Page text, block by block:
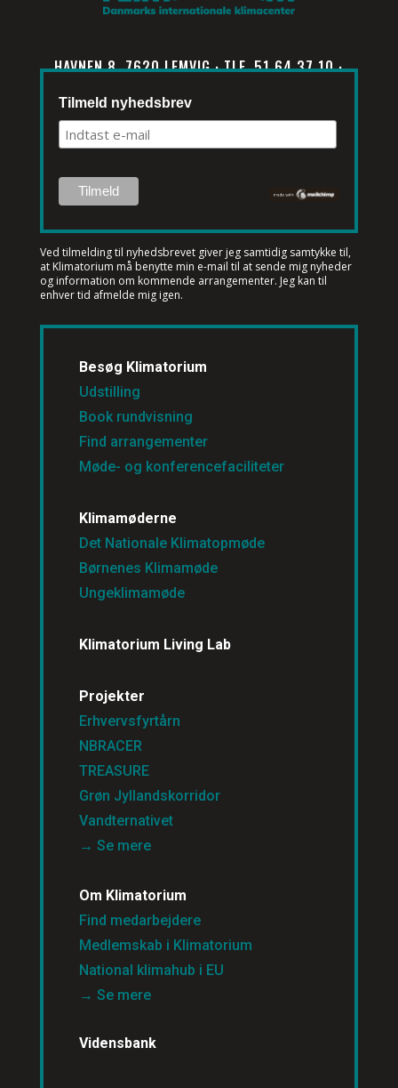
HAVNEN 8, 7620 LEMVIG · TLF. 51 64 37 10 ·
INFO@KLIMATORIUM.DK
Tilmeld nyhedsbrev
Ved tilmelding til nyhedsbrevet giver jeg samtidig samtykke til,
at Klimatorium må benytte min e-mail til at sende mig nyheder
og information om kommende arrangementer. Jeg kan til
enhver tid afmelde mig igen.
Besøg Klimatorium
Udstilling
Book rundvisning
Find arrangementer
Møde- og konferencefaciliteter
Klimamøderne
Det Nationale Klimatopmøde
Børnenes Klimamøde
Ungeklimamøde
Klimatorium Living Lab
Projekter
Erhvervsfyrtårn
NBRACER
TREASURE
Grøn Jyllandskorridor
Vandternativet
→ Se mere
Om Klimatorium
Find medarbejdere
Medlemskab i Klimatorium
National klimahub i EU
→ Se mere
Vidensbank